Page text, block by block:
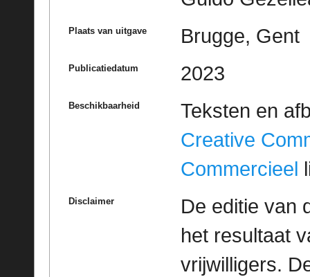
Plaats van uitgave Brugge, Gent
Publicatiedatum 2023
Beschikbaarheid
Teksten en
Creative
Commercieel
Disclaimer
De editie van
het resultaat
vrijwilligers.